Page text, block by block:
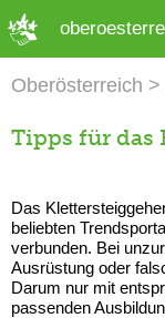
Oberösterreich
Tipps für das
Das
beliebten
verbunden. Bei
Ausrüstung oder
Darum nur mit
passenden